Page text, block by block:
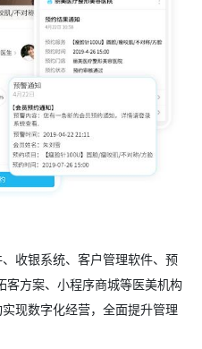
收银系统、客户管理软件、预
方案、小程序商城等医美机构
现数字化经营，全面提升管理